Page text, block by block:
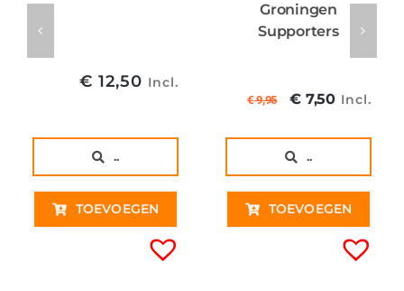
€ 12,50 Incl.
..
TOEVOEGEN
Groningen
Supporters
€9,95
was:
€ 9,95€ 8,22.
€ 7,50
€
Incl.
..
TOEVOEGEN